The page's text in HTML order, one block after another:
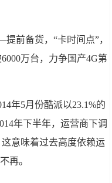
前备货，“卡时间点”，
万台，力争国产4G第
年5月份酷派以23.1%的
年下半年，运营商下调
意味着过去高度依赖运
再。